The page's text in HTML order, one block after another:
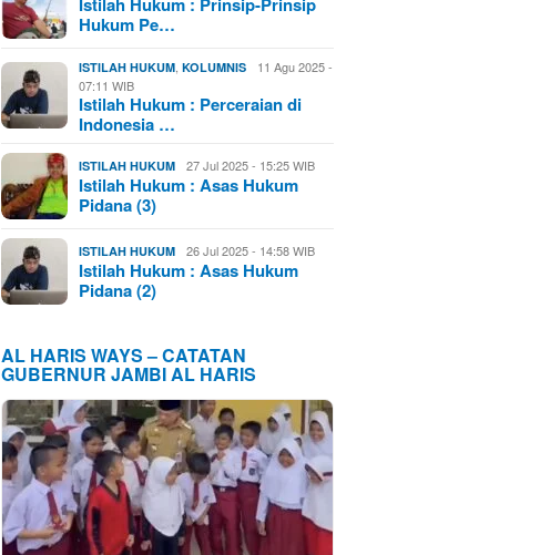
Hukum Pe…
ISTILAH HUKUM ,KOLUMNIS
11 Agu 2025 -
07:11 WIB
Istilah Hukum : Perceraian di
Indonesia …
ISTILAH HUKUM 27 Jul 2025 - 15:25 WIB
Istilah Hukum : Asas Hukum
Pidana (3)
ISTILAH HUKUM 26 Jul 2025 - 14:58 WIB
Istilah Hukum : Asas Hukum
Pidana (2)
AL HARIS WAYS – CATATAN
GUBERNUR JAMBI AL HARIS